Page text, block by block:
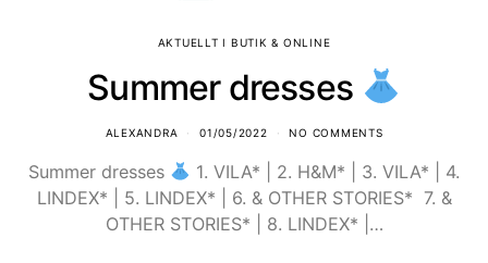
AKTUELLT I BUTIK & ONLINE
Summer dresses
ALEXANDRA 01/05/2022 NO COMMENTS
Summer dresses
1. VILA* | 2. H&M* | 3. VILA* | 4.
LINDEX* | 5. LINDEX* | 6. & OTHER STORIES* 7. &
OTHER STORIES* | 8. LINDEX* |…